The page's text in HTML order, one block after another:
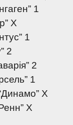
1
Х
1
2
2
1
Х
Х